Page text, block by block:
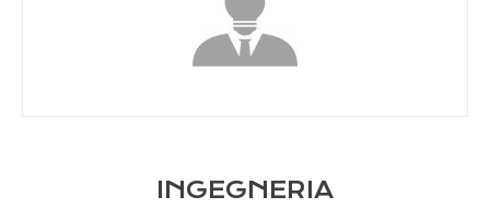
INGEGNERIA